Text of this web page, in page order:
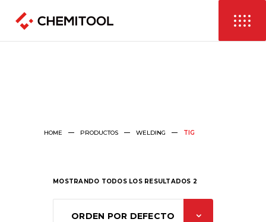
HOME PRODUCTOS WELDING TIG
MOSTRANDO TODOS LOS RESULTADOS 2
ORDEN POR DEFECTO